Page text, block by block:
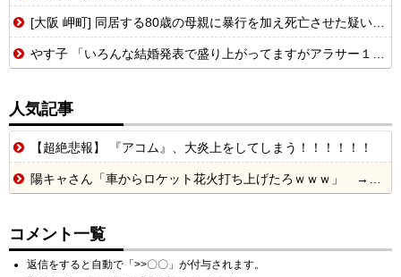
[大阪 岬町] 同居する80歳の母親に暴行を加え死亡させた疑い 息子(58)が逮捕...
やす子 「いろんな結婚発表で盛り上がってますがアラサー１人暮らしも…」
人気記事
【超絶悲報】 『アコム』、大炎上をしてしまう！！！！！！
陽キャさん「車からロケット花火打ち上げたろｗｗｗ」 → サンルーフが閉まっていて無事車内に発射
コメント一覧
返信をすると自動で「>>〇〇」が付与されます。